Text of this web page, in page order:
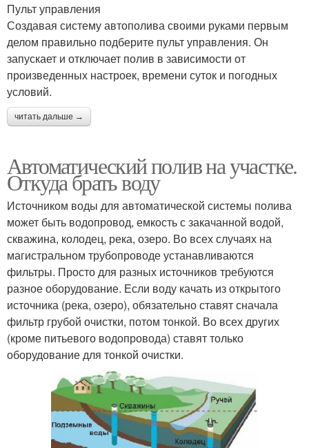
Пульт управления
Создавая систему автополива своими руками первым
делом правильно подберите пульт управления. Он
запускает и отключает полив в зависимости от
произведенных настроек, времени суток и погодных
условий.
читать дальше →
Автоматический полив на участке.
Откуда брать воду
Источником воды для автоматической системы полива
может быть водопровод, емкость с закачанной водой,
скважина, колодец, река, озеро. Во всех случаях на
магистральном трубопроводе устанавливаются
фильтры. Просто для разных источников требуются
разное оборудование. Если воду качать из открытого
источника (река, озеро), обязательно ставят сначала
фильтр грубой очистки, потом тонкой. Во всех других
(кроме питьевого водопровода) ставят только
оборудование для тонкой очистки.